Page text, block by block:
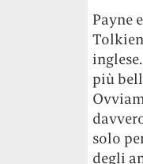
Payne
più
solo
degli